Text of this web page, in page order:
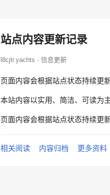
站点内容更新记录
l8cjtr.yachts · 信息更新
页面内容会根据站点状态持续更
本站内容以实用、简洁、可读为
页面内容会根据站点状态持续更
相关阅读 内容归档 更多资料